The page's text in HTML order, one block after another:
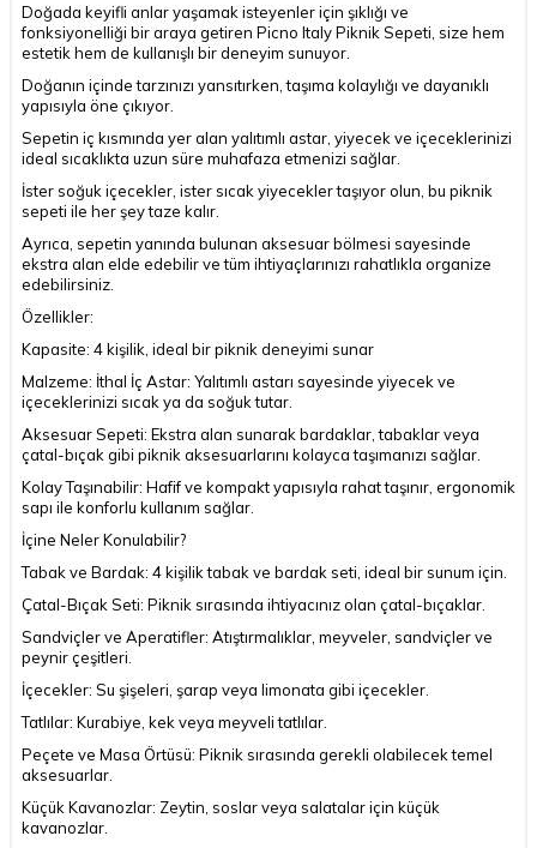
Doğada keyifli anlar yaşamak isteyenler için şıklığı ve
fonksiyonelliği bir araya getiren Picno Italy Piknik Sepeti, size hem
estetik hem de kullanışlı bir deneyim sunuyor.
Doğanın içinde tarzınızı yansıtırken, taşıma kolaylığı ve dayanıklı
yapısıyla öne çıkıyor.
Sepetin iç kısmında yer alan yalıtımlı astar, yiyecek ve içeceklerinizi
ideal sıcaklıkta uzun süre muhafaza etmenizi sağlar.
İster soğuk içecekler, ister sıcak yiyecekler taşıyor olun, bu piknik
sepeti ile her şey taze kalır.
Ayrıca, sepetin yanında bulunan aksesuar bölmesi sayesinde
ekstra alan elde edebilir ve tüm ihtiyaçlarınızı rahatlıkla organize
edebilirsiniz.
Özellikler:
Kapasite: 4 kişilik, ideal bir piknik deneyimi sunar
Malzeme: İthal İç Astar: Yalıtımlı astarı sayesinde yiyecek ve
içeceklerinizi sıcak ya da soğuk tutar.
Aksesuar Sepeti: Ekstra alan sunarak bardaklar, tabaklar veya
çatal-bıçak gibi piknik aksesuarlarını kolayca taşımanızı sağlar.
Kolay Taşınabilir: Hafif ve kompakt yapısıyla rahat taşınır, ergonomik
sapı ile konforlu kullanım sağlar.
İçine Neler Konulabilir?
Tabak ve Bardak: 4 kişilik tabak ve bardak seti, ideal bir sunum için.
Çatal-Bıçak Seti: Piknik sırasında ihtiyacınız olan çatal-bıçaklar.
Sandviçler ve Aperatifler: Atıştırmalıklar, meyveler, sandviçler ve
peynir çeşitleri.
İçecekler: Su şişeleri, şarap veya limonata gibi içecekler.
Tatlılar: Kurabiye, kek veya meyveli tatlılar.
Peçete ve Masa Örtüsü: Piknik sırasında gerekli olabilecek temel
aksesuarlar.
Küçük Kavanozlar: Zeytin, soslar veya salatalar için küçük
kavanozlar.